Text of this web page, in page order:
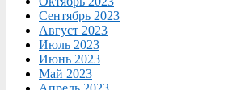
Сентябрь 2023
Август 2023
Июль 2023
Июнь 2023
Май 2023